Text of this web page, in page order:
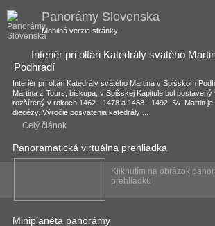
Panorámy Slovenska
Mobilná verzia stránky
Interiér pri oltári Katedrály svätého
Podhradí
Interiér pri oltári Katedrály svätého Martina v Spišskom
Martina z Tours, biskupa, v Spišskej Kapitule bol
rozšírený v rokoch 1462 - 1478 a 1488 - 1492. Sv. Martin
diecézy. Výročie posvätenia katedrály ...
Celý článok
Panoramatická virtuálna prehliadka
Kliknutím na obrázok
prehliadku
Miniplanéta panorámy